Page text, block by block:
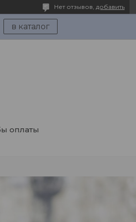
Нет отзывов, добавить
в каталог
оплаты